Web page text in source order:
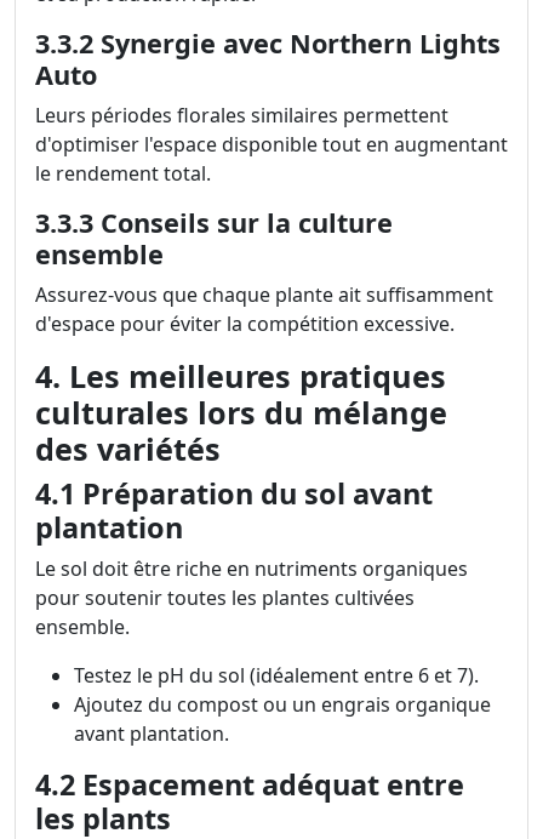
3.3.2 Synergie avec Northern Lights
Auto
Leurs périodes florales similaires permettent
d'optimiser l'espace disponible tout en augmentant
le rendement total.
3.3.3 Conseils sur la culture
ensemble
Assurez-vous que chaque plante ait suffisamment
d'espace pour éviter la compétition excessive.
4. Les meilleures pratiques
culturales lors du mélange
des variétés
4.1 Préparation du sol avant
plantation
Le sol doit être riche en nutriments organiques
pour soutenir toutes les plantes cultivées
ensemble.
Testez le pH du sol (idéalement entre 6 et 7).
Ajoutez du compost ou un engrais organique
avant plantation.
4.2 Espacement adéquat entre
les plants